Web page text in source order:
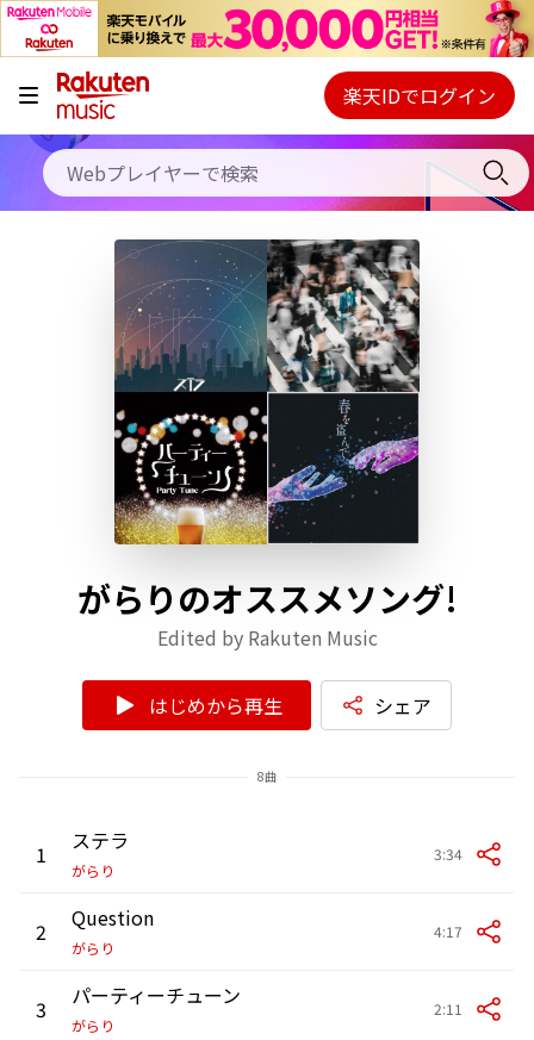
キャンペーン
料金プラン
使い方
初回30日間無料お試し
Webプレイヤー
ご契約内容の確認・変更
楽天IDでログイン
がらりのオススメソング!
Edited by Rakuten Music
はじめから再生 シェア
8曲
1 ステラ
がらり
3:34
2 Question
がらり
4:17
3 パーティーチューン
がらり
2:11